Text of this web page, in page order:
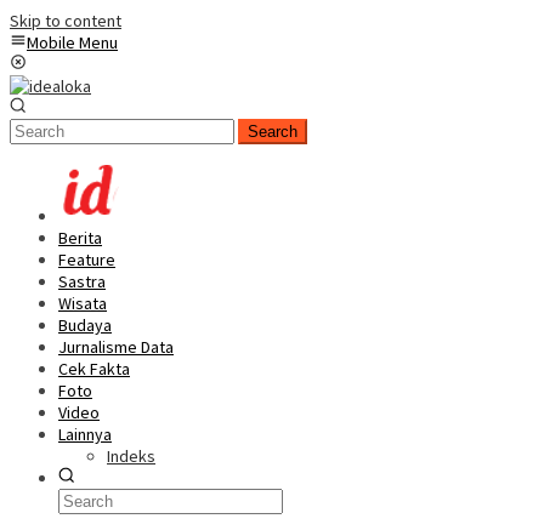
Skip to content
Mobile Menu
Search
Berita
Feature
Sastra
Wisata
Budaya
Jurnalisme Data
Cek Fakta
Foto
Video
Lainnya
Indeks